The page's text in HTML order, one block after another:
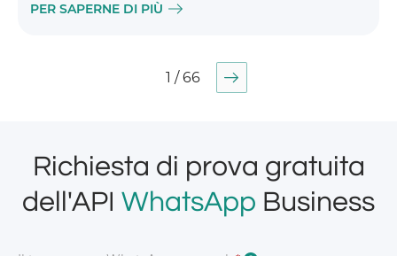
PER SAPERNE DI PIÙ
1 / 66
Richiesta di prova gratuita
dell'API WhatsApp Business